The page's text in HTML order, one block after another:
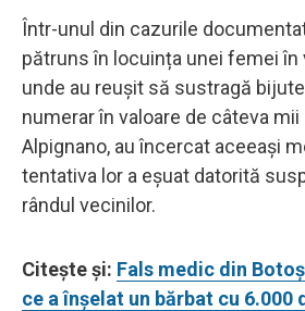
Într-unul din cazurile
pătruns în locuința unei femei în
unde au reușit să sustragă
numerar în valoare de câteva mii
Alpignano, au încercat aceeași
tentativa lor a eșuat datorită
rândul vecinilor.
Citește și: Fals medic din
ce a înşelat un bărbat cu 6.000